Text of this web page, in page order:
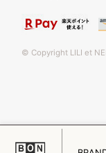
© Copyright LILI et